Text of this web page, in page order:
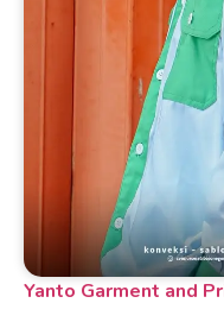
Yanto Garment and